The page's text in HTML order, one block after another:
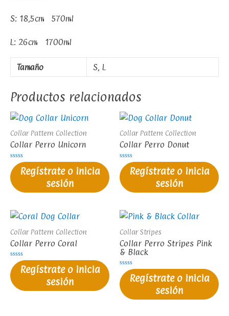
S: 18,5cm 570ml
L: 26cm 1700ml
Tamaño S, L
Productos relacionados
Collar Pattern Collection
Collar Perro Unicorn
Valorado
en
0
de
5
Regístrate o inicia
sesión
Collar Pattern Collection
Collar Perro Donut
Valorado
en
0
de
5
Regístrate o inicia
sesión
Collar Pattern Collection
Collar Perro Coral
Valorado
en
0
de
5
Regístrate o inicia
sesión
Collar Stripes
Collar Perro Stripes Pink
& Black
Valorado
en
0
de
5
Regístrate o inicia
sesión